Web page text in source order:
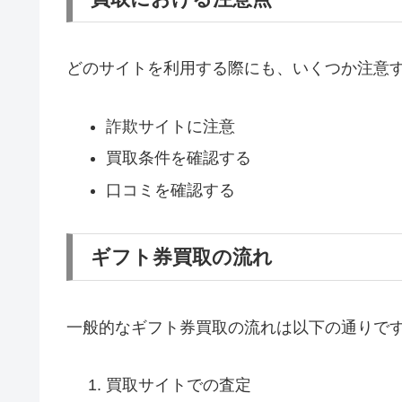
どのサイトを利用する際にも、いくつか注意
詐欺サイトに注意
買取条件を確認する
口コミを確認する
ギフト券買取の流れ
一般的なギフト券買取の流れは以下の通りです
買取サイトでの査定